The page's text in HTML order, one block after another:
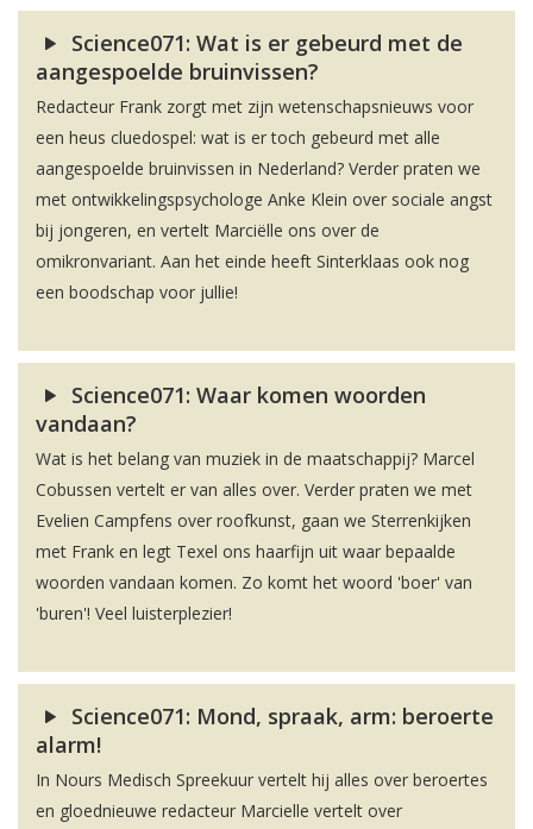
Science071: Wat is er gebeurd met de
aangespoelde bruinvissen?
Redacteur Frank zorgt met zijn wetenschapsnieuws voor
een heus cluedospel: wat is er toch gebeurd met alle
aangespoelde bruinvissen in Nederland? Verder praten we
met ontwikkelingspsychologe Anke Klein over sociale angst
bij jongeren, en vertelt Marciëlle ons over de
omikronvariant. Aan het einde heeft Sinterklaas ook nog
een boodschap voor jullie!
Science071: Waar komen woorden
vandaan?
Wat is het belang van muziek in de maatschappij? Marcel
Cobussen vertelt er van alles over. Verder praten we met
Evelien Campfens over roofkunst, gaan we Sterrenkijken
met Frank en legt Texel ons haarfijn uit waar bepaalde
woorden vandaan komen. Zo komt het woord 'boer' van
'buren'! Veel luisterplezier!
Science071: Mond, spraak, arm: beroerte
alarm!
In Nours Medisch Spreekuur vertelt hij alles over beroertes
en gloednieuwe redacteur Marcielle vertelt over